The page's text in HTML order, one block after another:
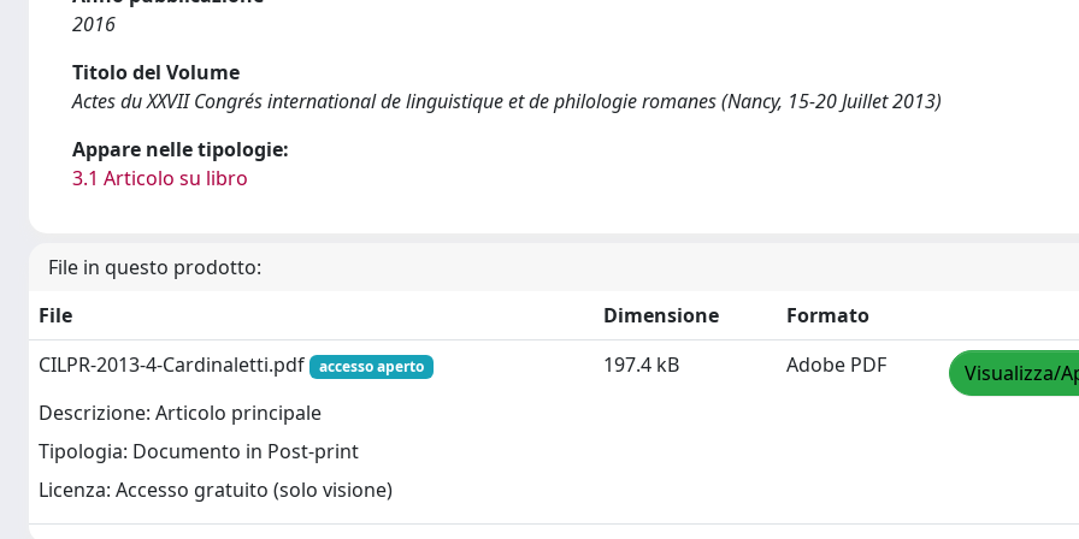
2016
Titolo del Volume
Actes du XXVII Congrés international de linguistique et de philologie romanes (Nancy, 15-20 Juillet 2013)
Appare nelle tipologie:
3.1 Articolo su libro
File in questo prodotto:
File
Dimensione
Formato
CILPR-2013-4-Cardinaletti.pdf
accesso aperto
Descrizione: Articolo principale
Tipologia: Documento in Post-print
Licenza: Accesso gratuito (solo visione)
197.4 kB Adobe PDF Visualizza/